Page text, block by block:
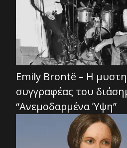
Emily Brontë – Η
συγγραφέας του
“Ανεμοδαρμένα Ύψη”